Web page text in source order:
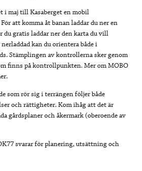
i maj till Kasaberget en mobil
att komma åt banan laddar du ner en
du gratis laddar ner den karta du vill
kan du orientera både i
Stämplingen av kontrollerna sker genom
finns på kontrollpunkten. Mer om MOBO
som rör sig i terrängen följer både
och rättigheter. Kom ihåg att det är
gårdsplaner och åkermark (oberoende av
svarar för planering, utsättning och